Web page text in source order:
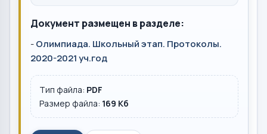
Документ размещен в разделе:
-Олимпиада. Школьный этап. Протоколы.
2020-2021 уч.год
Тип файла: PDF
Размер файла: 169 Кб